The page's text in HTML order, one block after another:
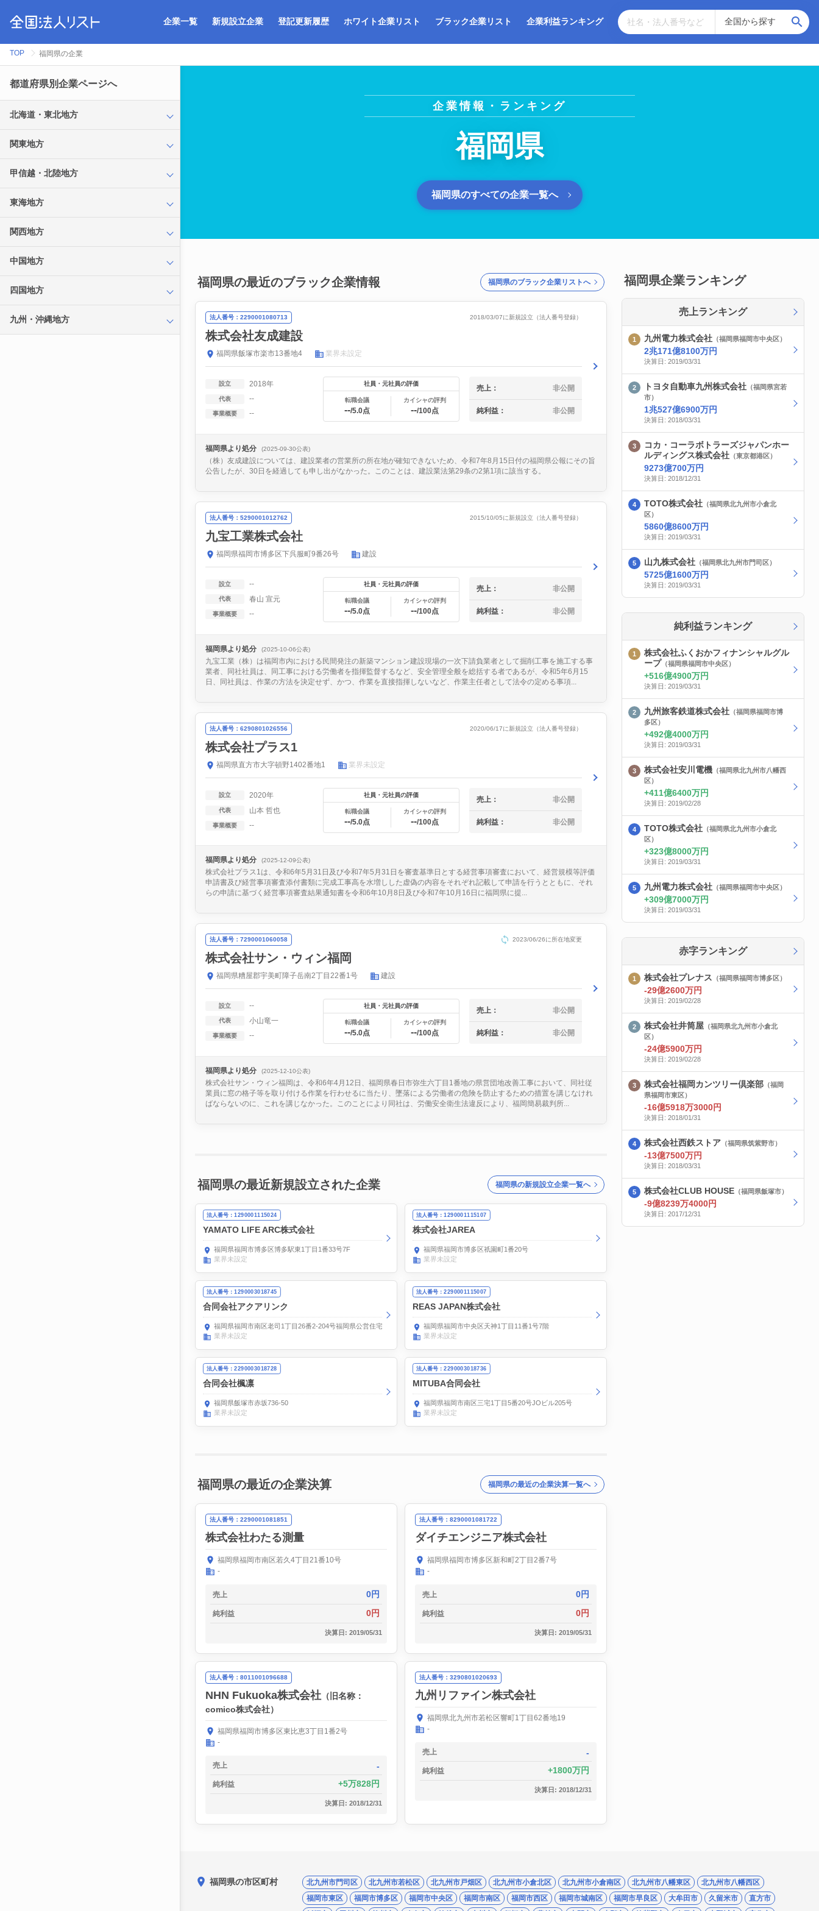
企業一覧 新規設立企業 登記更新履歴 ホワイト企業リスト ブラック企業リスト 企業利益ランキング
TOP 福岡県の企業
都道府県別企業ページへ
北海道・東北地方
関東地方
甲信越・北陸地方
東海地方
関西地方
中国地方
四国地方
九州・沖縄地方
企業情報・ランキング
福岡県
福岡県のすべての企業一覧へ
福岡県の最近のブラック企業情報 福岡県のブラック企業リストへ
法人番号：2290001080713 2018/03/07に新規設立（法人番号登録）
株式会社友成建設
福岡県飯塚市楽市13番地4 業界未設定
設立 2018年
代表 --
事業概要 --
社員・元社員の評価
転職会議
--/5.0点
カイシャの評判
--/100点
売上： 非公開
純利益： 非公開
福岡県より処分 (2025-09-30公表)
（株）友成建設については、建設業者の営業所の所在地が確知できないため、令和7年8月15日付の福岡県公報にその旨
公告したが、30日を経過しても申し出がなかった。このことは、建設業法第29条の2第1項に該当する。
法人番号：5290001012762 2015/10/05に新規設立（法人番号登録）
九宝工業株式会社
福岡県福岡市博多区下呉服町9番26号 建設
設立 --
代表 春山 宣元
事業概要 --
社員・元社員の評価
転職会議
--/5.0点
カイシャの評判
--/100点
売上： 非公開
純利益： 非公開
福岡県より処分 (2025-10-06公表)
九宝工業（株）は福岡市内における民間発注の新築マンション建設現場の一次下請負業者として掘削工事を施工する事
業者、同社社員は、同工事における労働者を指揮監督するなど、安全管理全般を総括する者であるが、令和5年6月15
日、同社員は、作業の方法を決定せず、かつ、作業を直接指揮しないなど、作業主任者として法令の定める事項...
法人番号：6290801026556 2020/06/17に新規設立（法人番号登録）
株式会社プラス1
福岡県直方市大字頓野1402番地1 業界未設定
設立 2020年
代表 山本 哲也
事業概要 --
社員・元社員の評価
転職会議
--/5.0点
カイシャの評判
--/100点
売上： 非公開
純利益： 非公開
福岡県より処分 (2025-12-09公表)
株式会社プラス1は、令和6年5月31日及び令和7年5月31日を審査基準日とする経営事項審査において、経営規模等評価
申請書及び経営事項審査添付書類に完成工事高を水増しした虚偽の内容をそれぞれ記載して申請を行うとともに、それ
らの申請に基づく経営事項審査結果通知書を令和6年10月8日及び令和7年10月16日に福岡県に提...
法人番号：7290001060058 2023/06/26に所在地変更
株式会社サン・ウィン福岡
福岡県糟屋郡宇美町障子岳南2丁目22番1号 建設
設立 --
代表 小山竜一
事業概要 --
社員・元社員の評価
転職会議
--/5.0点
カイシャの評判
--/100点
売上： 非公開
純利益： 非公開
福岡県より処分 (2025-12-10公表)
株式会社サン・ウィン福岡は、令和6年4月12日、福岡県春日市弥生六丁目1番地の県営団地改善工事において、同社従
業員に窓の格子等を取り付ける作業を行わせるに当たり、墜落による労働者の危険を防止するための措置を講じなけれ
ばならないのに、これを講じなかった。このことにより同社は、労働安全衛生法違反により、福岡簡易裁判所...
福岡県の最近新規設立された企業 福岡県の新規設立企業一覧へ
法人番号：1290001115024
YAMATO LIFE ARC株式会社
福岡県福岡市博多区博多駅東1丁目1番33号7F
業界未設定
法人番号：1290001115107
株式会社JAREA
福岡県福岡市博多区祇園町1番20号
業界未設定
法人番号：1290003018745
合同会社アクアリンク
福岡県福岡市南区老司1丁目26番2-204号福岡県公営住宅老司団地2棟
業界未設定
法人番号：2290001115007
REAS JAPAN株式会社
福岡県福岡市中央区天神1丁目11番1号7階
業界未設定
法人番号：2290003018728
合同会社楓凛
福岡県飯塚市赤坂736-50
業界未設定
法人番号：2290003018736
MITUBA合同会社
福岡県福岡市南区三宅1丁目5番20号JOビル205号
業界未設定
福岡県の最近の企業決算 福岡県の最近の企業決算一覧へ
法人番号：2290001081851
株式会社わたる測量
福岡県福岡市南区若久4丁目21番10号
-
売上 0円
純利益 0円
決算日: 2019/05/31
法人番号：8290001081722
ダイチエンジニア株式会社
福岡県福岡市博多区新和町2丁目2番7号
-
売上 0円
純利益 0円
決算日: 2019/05/31
法人番号：8011001096688
NHN Fukuoka株式会社 （旧名称：
comico株式会社）
福岡県福岡市博多区東比恵3丁目1番2号
-
売上 -
純利益 5万828円
決算日: 2018/12/31
法人番号：3290801020693
九州リファイン株式会社
福岡県北九州市若松区響町1丁目62番地19
-
売上 -
純利益 1800万円
決算日: 2018/12/31
福岡県企業ランキング
売上ランキング
九州電力株式会社 （福岡県福岡市中央区）
2兆171億8100万円
決算日: 2019/03/31
トヨタ自動車九州株式会社 （福岡県宮若
市）
1兆527億6900万円
決算日: 2018/03/31
コカ・コーラボトラーズジャパンホー
ルディングス株式会社 （東京都港区）
9273億700万円
決算日: 2018/12/31
TOTO株式会社 （福岡県北九州市小倉北
区）
5860億8600万円
決算日: 2019/03/31
山九株式会社 （福岡県北九州市門司区）
5725億1600万円
決算日: 2019/03/31
純利益ランキング
株式会社ふくおかフィナンシャルグル
ープ （福岡県福岡市中央区）
516億4900万円
決算日: 2019/03/31
九州旅客鉄道株式会社 （福岡県福岡市博
多区）
492億4000万円
決算日: 2019/03/31
株式会社安川電機 （福岡県北九州市八幡西
区）
411億6400万円
決算日: 2019/02/28
TOTO株式会社 （福岡県北九州市小倉北
区）
323億8000万円
決算日: 2019/03/31
九州電力株式会社 （福岡県福岡市中央区）
309億7000万円
決算日: 2019/03/31
赤字ランキング
株式会社プレナス （福岡県福岡市博多区）
-29億2600万円
決算日: 2019/02/28
株式会社井筒屋 （福岡県北九州市小倉北
区）
-24億5900万円
決算日: 2019/02/28
株式会社福岡カンツリー倶楽部 （福岡
県福岡市東区）
-16億5918万3000円
決算日: 2018/01/31
株式会社西鉄ストア （福岡県筑紫野市）
-13億7500万円
決算日: 2018/03/31
株式会社CLUB HOUSE （福岡県飯塚市）
-9億8239万4000円
決算日: 2017/12/31
福岡県の市区町村 北九州市門司区 北九州市若松区 北九州市戸畑区 北九州市小倉北区 北九州市小倉南区 北九州市八幡東区
北九州市八幡西区
福岡市東区
福岡市博多区 福岡市中央区 福岡市南区 福岡市西区 福岡市城南区 福岡市早良区 大牟田市 久留米市
直方市